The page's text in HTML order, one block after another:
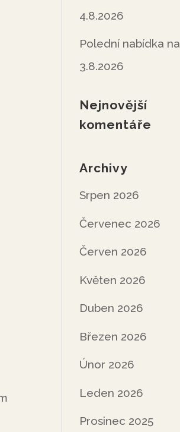
4.8.2026
Polední nabídka na
3.8.2026
Nejnovější
komentáře
Archivy
Srpen 2026
Červenec 2026
Červen 2026
Květen 2026
Duben 2026
Březen 2026
Únor 2026
Leden 2026
Prosinec 2025